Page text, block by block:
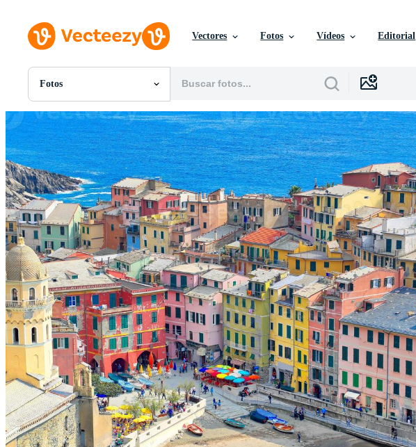
Vectores Fotos Vídeos Editorial
Fotos
Todas Imágenes
Fotos
PNGs
PSDs
SVGs
Plantillas
Vectores
Videos
Gráficos en Movimiento
Imágenes Editoriales
Eventos Editoriales